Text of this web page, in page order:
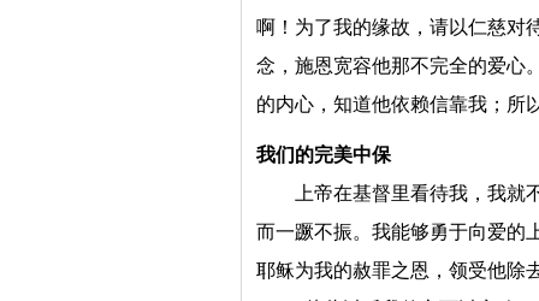
啊！为了我的缘故，请以仁慈对
念，施恩宽容他那不完全的爱心
的内心，知道他依赖信靠我；所
我们的完美中保
上帝在基督里看待我，我
而一蹶不振。我能够勇于向爱的
耶稣为我的赦罪之恩，领受他除